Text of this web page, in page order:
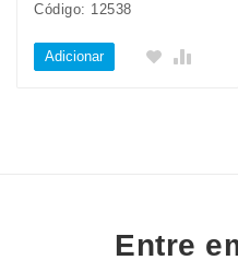
Código: 12538
Adicionar
Entre